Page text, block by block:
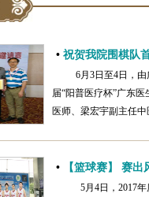
• 祝贺我院围棋队
6月3日至4日，
届“阳普医疗杯”广东
医师、梁宏宇副主任
• 【篮球赛】 赛
5月4日，2017